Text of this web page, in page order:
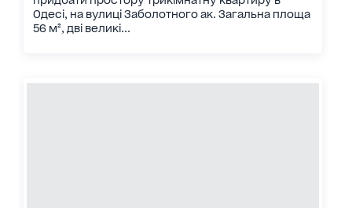
Одесі, на вулиці Заболотного ак. Загальна площа
56 м², дві великі...